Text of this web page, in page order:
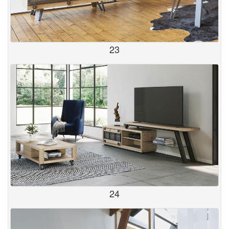
23
24